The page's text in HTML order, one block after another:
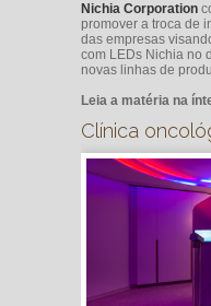
Nichia Corporation
promover a troca de
das empresas
com LEDs Nichia no
novas linhas de
Leia a matéria na
Clínica